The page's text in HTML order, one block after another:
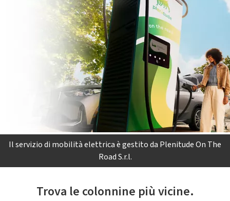
Il servizio di mobilità elettrica è gestito da Plenitude On The
Road S.r.l.
Trova le colonnine più vicine.